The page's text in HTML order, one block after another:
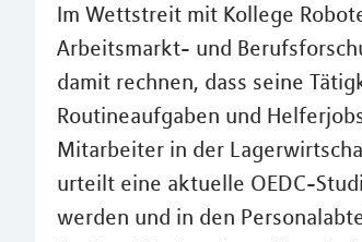
Im Wettstreit mit Kollege
Arbeitsmarkt- und
damit rechnen, dass seine
Routineaufgaben und
Mitarbeiter in der
urteilt eine aktuelle OEDC-
werden und in den